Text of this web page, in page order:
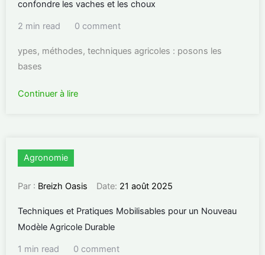
confondre les vaches et les choux
2 min read 0 comment
ypes, méthodes, techniques agricoles : posons les
bases
Continuer à lire
Agronomie
Par : Breizh Oasis Date: 21 août 2025
Techniques et Pratiques Mobilisables pour un Nouveau
Modèle Agricole Durable
1 min read 0 comment